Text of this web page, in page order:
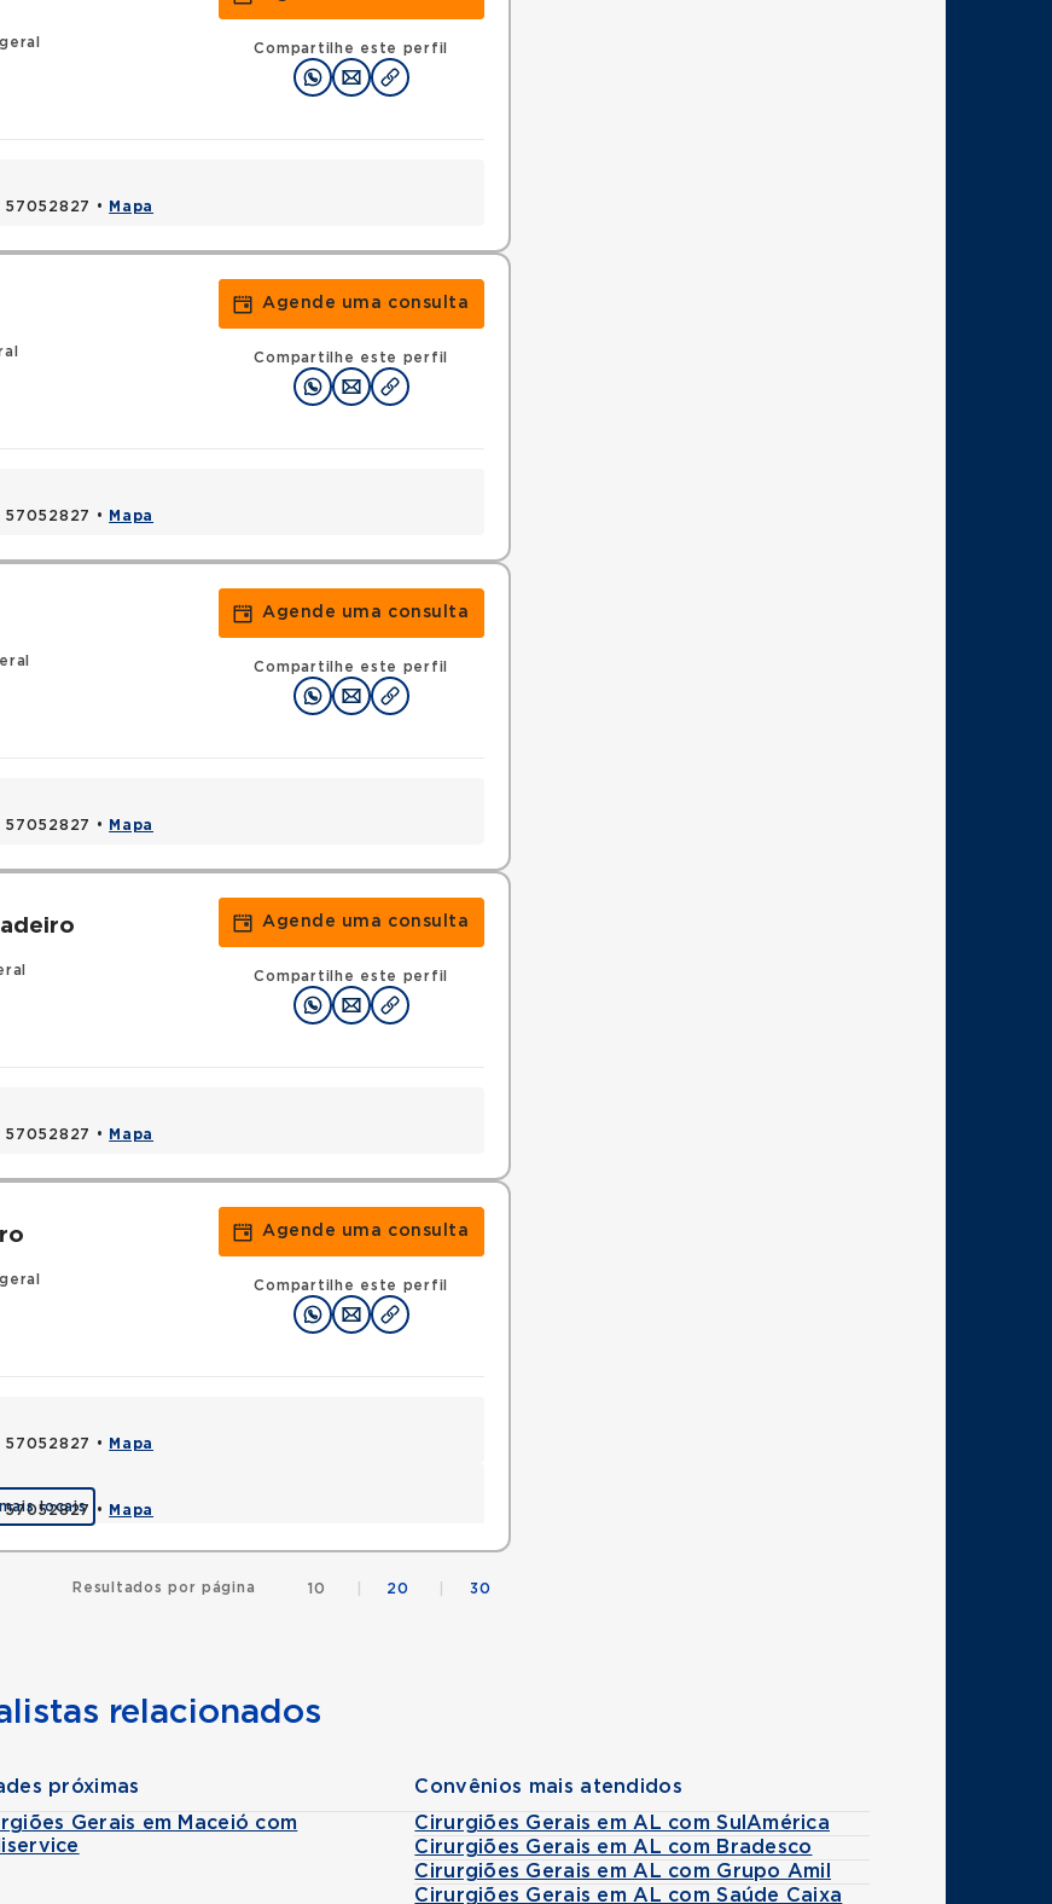
Compartilhe este perfil
57052827 • Mapa
Agende uma consulta
Compartilhe este perfil
57052827 • Mapa
Agende uma consulta
Compartilhe este perfil
57052827 • Mapa
Agende uma consulta
Compartilhe este perfil
57052827 • Mapa
Agende uma consulta
Compartilhe este perfil
57052827 • Mapa
57052827 • Mapa
locais
Resultados por página 10 20 30
relacionados
próximas
Gerais em Maceió com
Convênios mais atendidos
Cirurgiões Gerais em AL com SulAmérica
Cirurgiões Gerais em AL com Bradesco
Cirurgiões Gerais em AL com Grupo Amil
Cirurgiões Gerais em AL com Saúde Caixa